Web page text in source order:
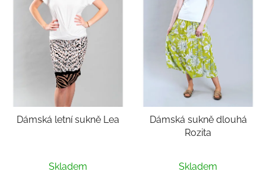
Dámská letní sukně Lea
Skladem
Dámská sukně dlouhá
Rozita
Skladem